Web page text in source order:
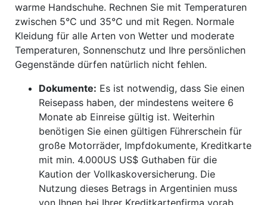
warme Handschuhe. Rechnen Sie mit Temperaturen
zwischen 5°C und 35°C und mit Regen. Normale
Kleidung für alle Arten von Wetter und moderate
Temperaturen, Sonnenschutz und Ihre persönlichen
Gegenstände dürfen natürlich nicht fehlen.
Dokumente: Es ist notwendig, dass Sie einen
Reisepass haben, der mindestens weitere 6
Monate ab Einreise gültig ist. Weiterhin
benötigen Sie einen gültigen Führerschein für
große Motorräder, Impfdokumente, Kreditkarte
mit min. 4.000US US$ Guthaben für die
Kaution der Vollkaskoversicherung. Die
Nutzung dieses Betrags in Argentinien muss
von Ihnen bei Ihrer Kreditkartenfirma vorab